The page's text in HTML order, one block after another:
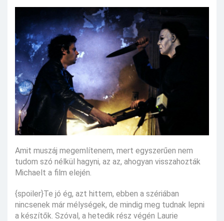
Amit muszáj megemlítenem, mert egyszerűen nem
tudom szó nélkül hagyni, az az, ahogyan visszahozták
Michaelt a film elején.
{spoiler}Te jó ég, azt hittem, ebben a szériában
nincsenek már mélységek, de mindig meg tudnak lepni
a készítők. Szóval, a hetedik rész végén Laurie